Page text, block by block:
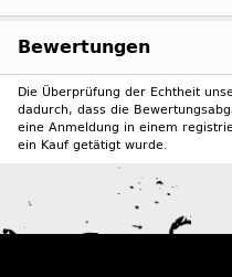
Bewertungen
Die Überprüfung der Echtheit
dadurch, dass die
eine Anmeldung in einem
ein Kauf getätigt wurde.